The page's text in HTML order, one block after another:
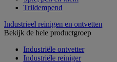
Trildempend
Industrieel reinigen en ontvetten
Bekijk de hele productgroep
Industriële ontvetter
Industriële reiniger